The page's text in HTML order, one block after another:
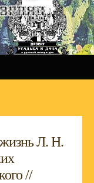
Л. Н.
//